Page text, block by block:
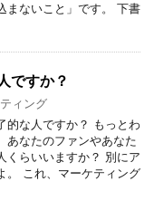
まないこと」です。 下書
ですか？
ィング
的な人ですか？ もっとわ
あなたのファンやあなた
くらいいますか？ 別にア
。 これ、マーケティング